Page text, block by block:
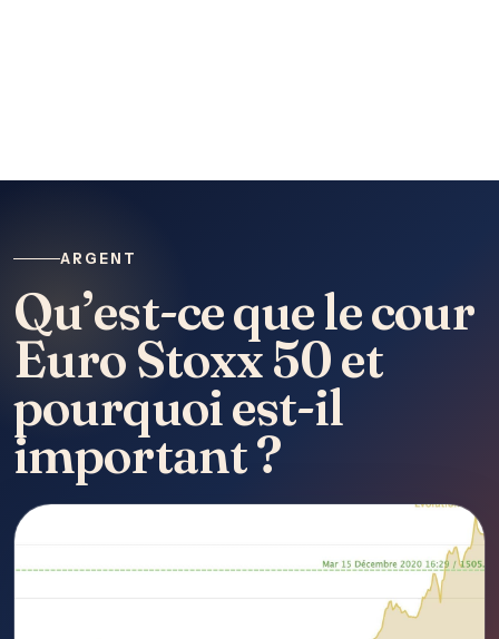
ARGENT
Qu’est-ce que le cour
Euro Stoxx 50 et
pourquoi est-il
important ?